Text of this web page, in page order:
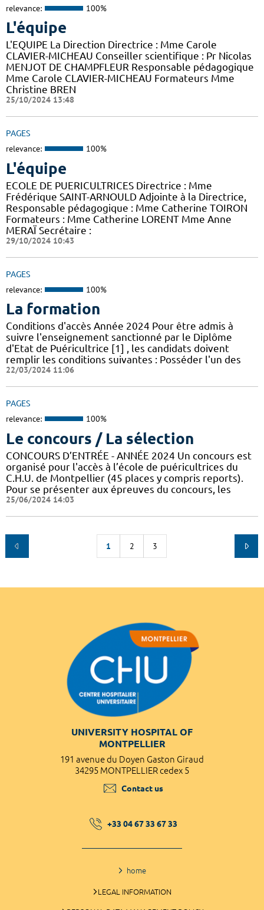
relevance: 100%
L'équipe
L'EQUIPE La Direction Directrice : Mme Carole
CLAVIER-MICHEAU Conseiller scientifique : Pr Nicolas
MENJOT DE CHAMPFLEUR Responsable pédagogique
Mme Carole CLAVIER-MICHEAU Formateurs Mme
Christine BREN
25/10/2024 13:48
PAGES
relevance: 100%
L'équipe
ECOLE DE PUERICULTRICES Directrice : Mme
Frédérique SAINT-ARNOULD Adjointe à la Directrice,
Responsable pédagogique : Mme Catherine TOIRON
Formateurs : Mme Catherine LORENT Mme Anne
MERAÏ Secrétaire :
29/10/2024 10:43
PAGES
relevance: 100%
La formation
Conditions d'accès Année 2024 Pour être admis à
suivre l'enseignement sanctionné par le Diplôme
d'Etat de Puéricultrice [1] , les candidats doivent
remplir les conditions suivantes : Posséder l'un des
22/03/2024 11:06
PAGES
relevance: 100%
Le concours / La sélection
CONCOURS D’ENTRÉE - ANNÉE 2024 Un concours est
organisé pour l'accès à l’école de puéricultrices du
C.H.U. de Montpellier (45 places y compris reports).
Pour se présenter aux épreuves du concours, les
25/06/2024 14:03
1 2 3
UNIVERSITY HOSPITAL OF
MONTPELLIER
191 avenue du Doyen Gaston Giraud
34295 MONTPELLIER cedex 5
Contact us
+33 04 67 33 67 33
home
LEGAL INFORMATION